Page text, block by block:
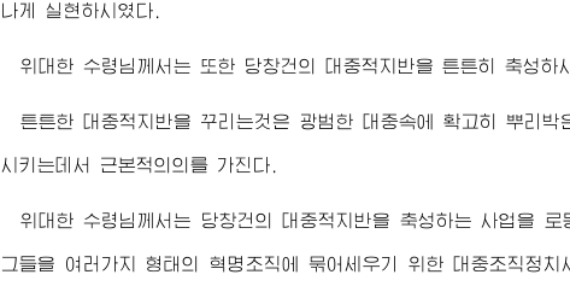
나게 실현하시였다.
위대한 수령님께서 는 또한 당창건의 대중적지반을 튼튼히 축성하
튼튼한 대중적지반을 꾸리는것은 광범한 대중속에 확고히 뿌리
시키는데서 근본적의의를 가진다.
위대한 수령님께서는 당창건의 대중적지반을 축성하는 사업을
그들을 여러가지 형태의 혁명조직에 묶어세우기 위한 대중조직정